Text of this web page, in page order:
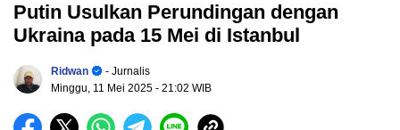
Putin Usulkan Perundingan dengan
Ukraina pada 15 Mei di Istanbul
Ridwan
- Jurnalis
Minggu, 11 Mei 2025 - 21:02 WIB